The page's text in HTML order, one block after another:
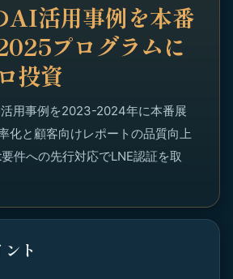
AI活用事例を本番
プログラムに
投資
用事例を2023-2024年に本番展
化と顧客向けレポートの品質向上
件への先行対応でLNE認証を取
ト